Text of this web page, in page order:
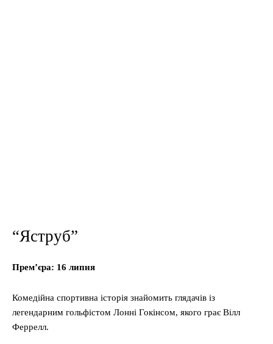
“Яструб”
Прем’єра: 16 липня
Комедійна спортивна історія знайомить глядачів із
легендарним гольфістом Лонні Гокінсом, якого грає Вілл
Феррелл.